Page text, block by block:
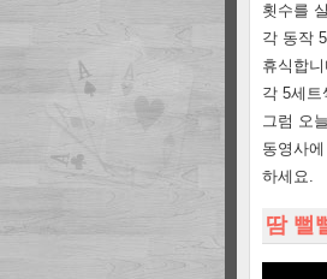
횟수를
각 동작
휴식합
각 5세트
그럼 오
동영사
하세요.
땀 뻘